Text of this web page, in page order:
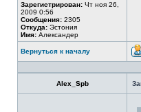
Зарегистрирован: Чт ноя 26,
2009 0:56
Сообщения: 2305
Откуда: Эстония
Имя: Александер
Вернуться к началу
Alex_Spb